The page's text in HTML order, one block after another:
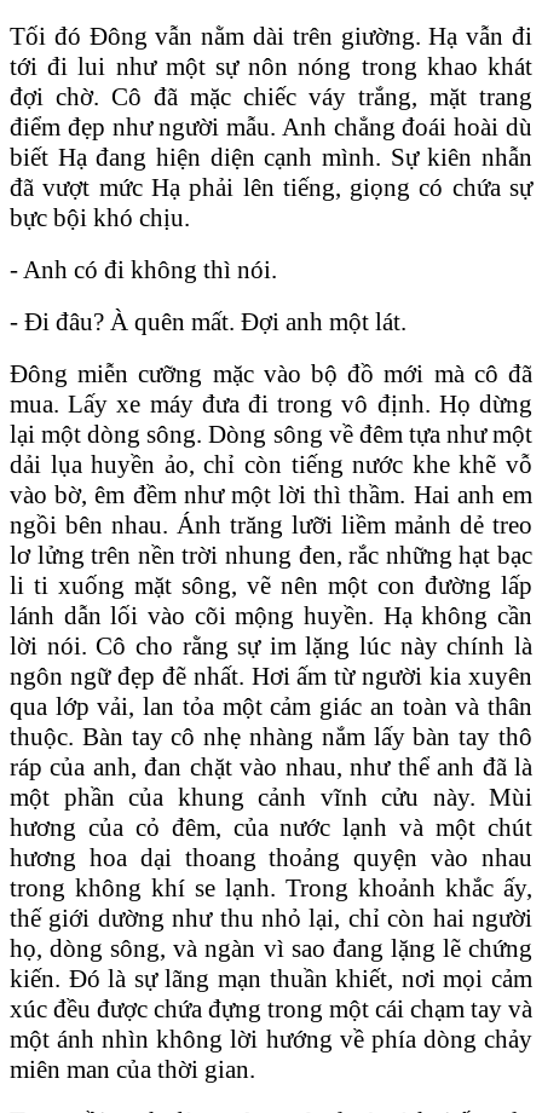
Tối đó Đông vẫn nằm dài trên giường. Hạ vẫn đi
tới đi lui như một sự nôn nóng trong khao khát
đợi chờ. Cô đã mặc chiếc váy trắng, mặt trang
điểm đẹp như người mẫu. Anh chẳng đoái hoài dù
biết Hạ đang hiện diện cạnh mình. Sự kiên nhẫn
đã vượt mức Hạ phải lên tiếng, giọng có chứa sự
bực bội khó chịu.
- Anh có đi không thì nói.
- Đi đâu? À quên mất. Đợi anh một lát.
Đông miễn cưỡng mặc vào bộ đồ mới mà cô đã
mua. Lấy xe máy đưa đi trong vô định. Họ dừng
lại một dòng sông. Dòng sông về đêm tựa như một
dải lụa huyền ảo, chỉ còn tiếng nước khe khẽ vỗ
vào bờ, êm đềm như một lời thì thầm. Hai anh em
ngồi bên nhau. Ánh trăng lưỡi liềm mảnh dẻ treo
lơ lửng trên nền trời nhung đen, rắc những hạt bạc
li ti xuống mặt sông, vẽ nên một con đường lấp
lánh dẫn lối vào cõi mộng huyền. Hạ không cần
lời nói. Cô cho rằng sự im lặng lúc này chính là
ngôn ngữ đẹp đẽ nhất. Hơi ấm từ người kia xuyên
qua lớp vải, lan tỏa một cảm giác an toàn và thân
thuộc. Bàn tay cô nhẹ nhàng nắm lấy bàn tay thô
ráp của anh, đan chặt vào nhau, như thể anh đã là
một phần của khung cảnh vĩnh cửu này. Mùi
hương của cỏ đêm, của nước lạnh và một chút
hương hoa dại thoang thoảng quyện vào nhau
trong không khí se lạnh. Trong khoảnh khắc ấy,
thế giới dường như thu nhỏ lại, chỉ còn hai người
họ, dòng sông, và ngàn vì sao đang lặng lẽ chứng
kiến. Đó là sự lãng mạn thuần khiết, nơi mọi cảm
xúc đều được chứa đựng trong một cái chạm tay và
một ánh nhìn không lời hướng về phía dòng chảy
miên man của thời gian.